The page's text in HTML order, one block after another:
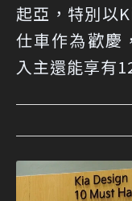
起亞，特別
仕車作為歡慶
入主還能享有